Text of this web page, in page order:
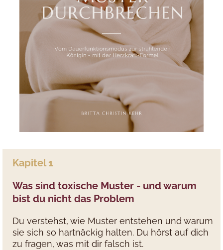
Kapitel 1
Was sind toxische Muster - und warum
bist du nicht das Problem
Du verstehst, wie Muster entstehen und warum
sie sich so hartnäckig halten. Du hörst auf dich
zu fragen, was mit dir falsch ist.